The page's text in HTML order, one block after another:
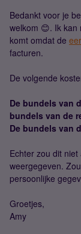
Bedankt voor je
welkom 😊. Ik kan
komt omdat de
facturen.
De volgende
De bundels van
bundels van de
De bundels van
Echter zou dit
weergegeven.
persoonlijke
Groetjes,
Amy